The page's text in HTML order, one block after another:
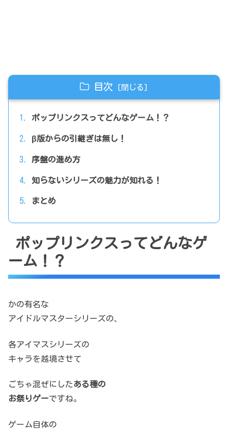
目次
ポップリンクスってどんなゲーム！？
β版からの引継ぎは無し！
序盤の進め方
知らないシリーズの魅力が知れる！
まとめ
ポップリンクスってどんなゲ
ーム！？
かの有名な
アイドルマスターシリーズの、
各アイマスシリーズの
キャラを越境させて
ごちゃ混ぜにした ある種の
お祭りゲーですね。
ゲーム自体の